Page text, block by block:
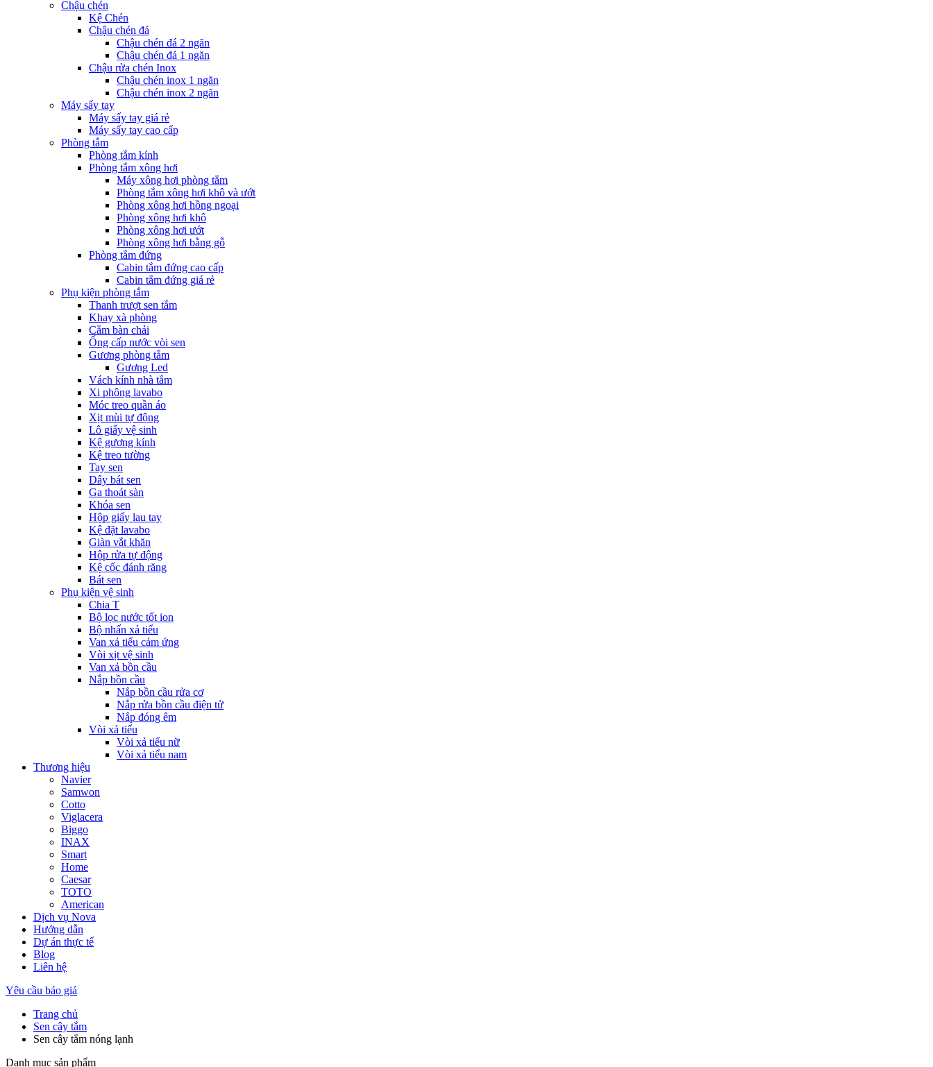
Chậu chén
Kệ Chén
Chậu chén đá
Chậu chén đá 2 ngăn
Chậu chén đá 1 ngăn
Chậu rửa chén Inox
Chậu chén inox 1 ngăn
Chậu chén inox 2 ngăn
Máy sấy tay
Máy sấy tay giá rẻ
Máy sấy tay cao cấp
Phòng tắm
Phòng tắm kính
Phòng tắm xông hơi
Máy xông hơi phòng tắm
Phòng tắm xông hơi khô và ướt
Phòng xông hơi hồng ngoại
Phòng xông hơi khô
Phòng xông hơi ướt
Phòng xông hơi bằng gỗ
Phòng tắm đứng
Cabin tắm đứng cao cấp
Cabin tắm đứng giá rẻ
Phụ kiện phòng tắm
Thanh trượt sen tắm
Khay xà phòng
Cắm bàn chải
Ống cấp nước vòi sen
Gương phòng tắm
Gương Led
Vách kính nhà tắm
Xi phông lavabo
Móc treo quần áo
Xịt mùi tự động
Lô giấy vệ sinh
Kệ gương kính
Kệ treo tường
Tay sen
Dây bát sen
Ga thoát sàn
Khóa sen
Hộp giấy lau tay
Kệ đặt lavabo
Giàn vắt khăn
Hộp rửa tự động
Kệ cốc đánh răng
Bát sen
Phụ kiện vệ sinh
Chia T
Bộ lọc nước tốt ion
Bộ nhấn xả tiểu
Van xả tiểu cảm ứng
Vòi xịt vệ sinh
Van xả bồn cầu
Nắp bồn cầu
Nắp bồn cầu rửa cơ
Nắp rửa bồn cầu điện tử
Nắp đóng êm
Vòi xả tiểu
Vòi xả tiểu nữ
Vòi xả tiểu nam
Thương hiệu
Navier
Samwon
Cotto
Viglacera
Biggo
INAX
Smart
Home
Caesar
TOTO
American
Dịch vụ Nova
Hướng dẫn
Dự án thực tế
Blog
Liên hệ
Yêu cầu báo giá
Trang chủ
Sen cây tắm
Sen cây tắm nóng lạnh
Danh mục sản phẩm